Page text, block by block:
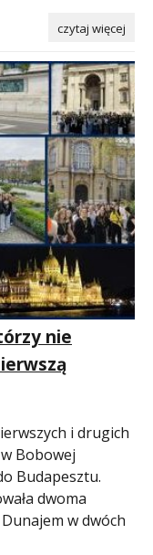
czytaj więcej
nie
i drugich
w Bobowej
Budapesztu.
dwoma
w dwóch